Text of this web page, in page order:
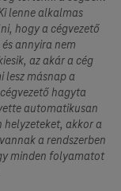
lenne alkalmas
hogy a cégvezető
annyira nem
az akár a cég
lesz másnap a
hagyta
automatikusan
helyzeteket, akkor a
a rendszerben
minden folyamatot